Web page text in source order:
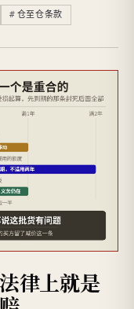
仓至仓条款
律上就是